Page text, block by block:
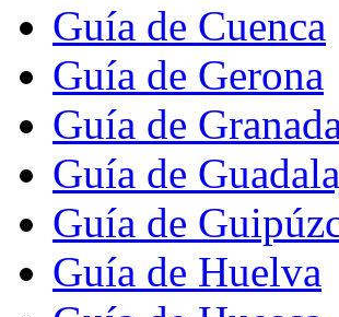
Guía de Cuenca
Guía de Gerona
Guía de Granada
Guía de
Guía de
Guía de Huelva